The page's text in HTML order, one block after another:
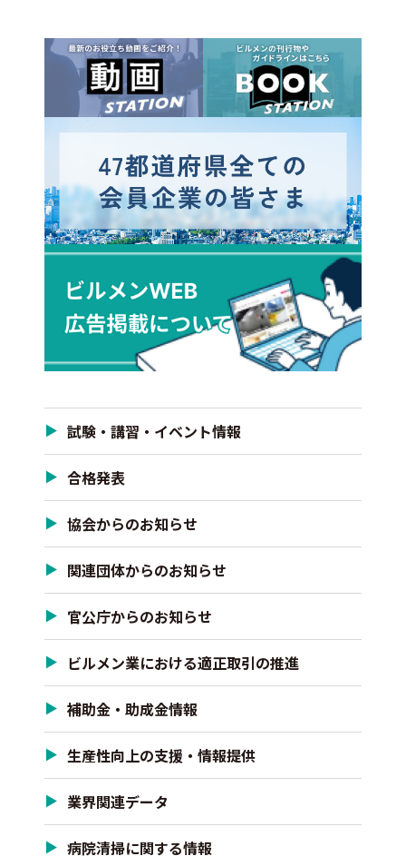
試験・講習・イベント情報
合格発表
協会からのお知らせ
関連団体からのお知らせ
官公庁からのお知らせ
ビルメン業における適正取引の推進
補助金・助成金情報
生産性向上の支援・情報提供
業界関連データ
病院清掃に関する情報